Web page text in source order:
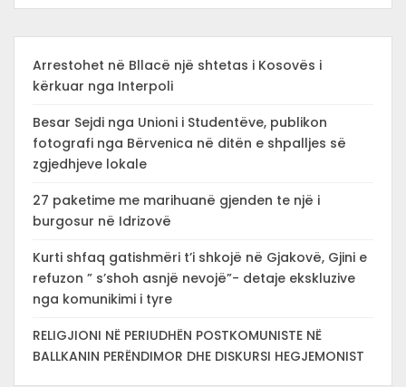
Arrestohet në Bllacë një shtetas i Kosovës i
kërkuar nga Interpoli
Besar Sejdi nga Unioni i Studentëve, publikon
fotografi nga Bërvenica në ditën e shpalljes së
zgjedhjeve lokale
27 paketime me marihuanë gjenden te një i
burgosur në Idrizovë
Kurti shfaq gatishmëri t’i shkojë në Gjakovë, Gjini e
refuzon ” s’shoh asnjë nevojë”- detaje ekskluzive
nga komunikimi i tyre
RELIGJIONI NË PERIUDHËN POSTKOMUNISTE NË
BALLKANIN PERËNDIMOR DHE DISKURSI HEGJEMONIST